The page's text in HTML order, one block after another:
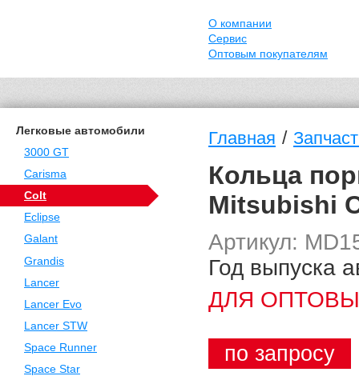
О компании
Сервис
Оптовым покупателям
Легковые автомобили
3000 GT
Carisma
Colt
Eclipse
Galant
Grandis
Lancer
Lancer Evo
Lancer STW
Space Runner
Space Star
Главная /
Кольца
Mitsubishi
Артикул:
Год выпуска
ДЛЯ
по запросу